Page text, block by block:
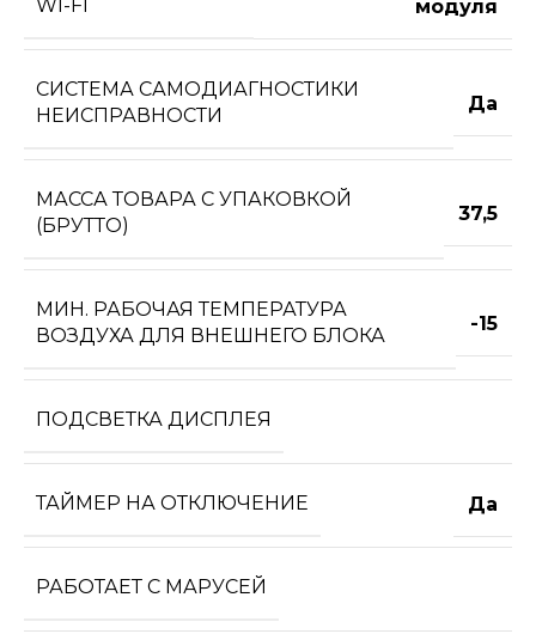
WI-FI
модуля
СИСТЕМА САМОДИАГНОСТИКИ
НЕИСПРАВНОСТИ
Да
МАССА ТОВАРА С УПАКОВКОЙ
(БРУТТО)
37,5
МИН. РАБОЧАЯ ТЕМПЕРАТУРА
ВОЗДУХА ДЛЯ ВНЕШНЕГО БЛОКА
-15
ПОДСВЕТКА ДИСПЛЕЯ
ТАЙМЕР НА ОТКЛЮЧЕНИЕ Да
РАБОТАЕТ С МАРУСЕЙ